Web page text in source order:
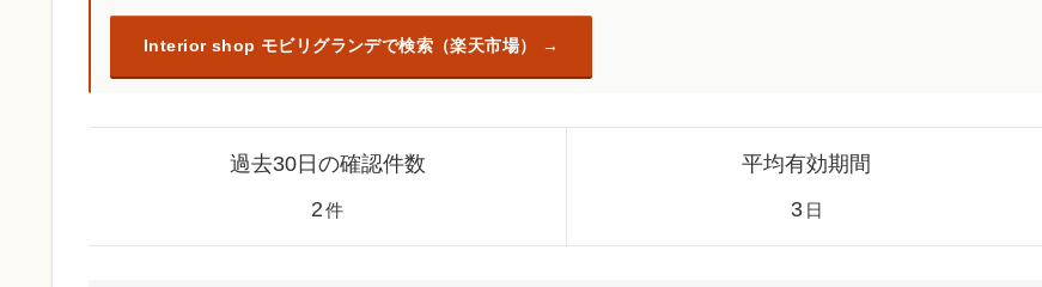
Interior shop モビリグランデで検索（楽天市場）
過去30日の確認件数
2件
平均有効期間
3 日